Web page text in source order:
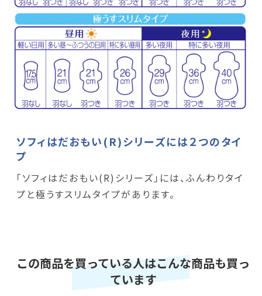
ソフィはだおもい(R)シリーズには２つのタイ
プ
「ソフィはだおもい(R)シリーズ」には、ふんわりタイ
プと極うすスリムタイプがあります。
この商品を買っている人はこんな商品も買っ
ています